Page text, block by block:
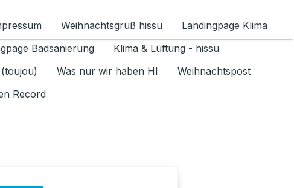
für Datenschutz 1.6.2026 umschalten
Weihnachtsgruß hissu
Landingpage Klima
Badsanierung
Klima & Lüftung - hissu
Was nur wir haben HI
Weihnachtspost
Record